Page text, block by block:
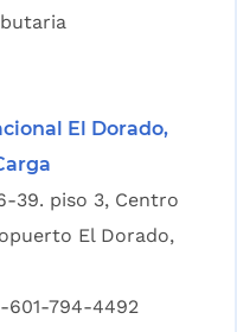
El Dorado,
39. piso 3, Centro
El Dorado,
601-794-4492